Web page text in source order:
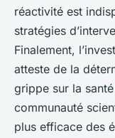
réactivité est
stratégies
Finalement,
atteste de la
grippe sur la
communauté
plus efficace des